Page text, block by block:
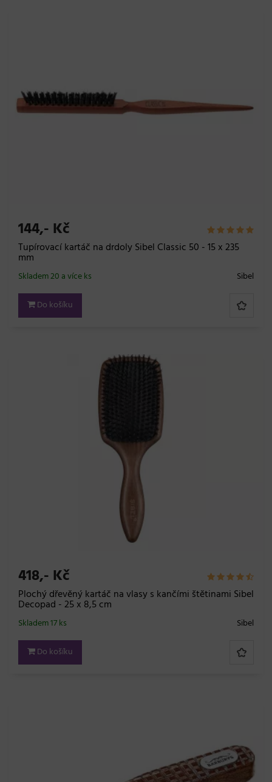
144,- Kč
Tupírovací kartáč na drdoly Sibel Classic 50 - 15 x 235
mm
Sibel
Skladem 20 a více ks
Do košíku
418,- Kč
Plochý dřevěný kartáč na vlasy s kančími štětinami Sibel
Decopad - 25 x 8,5 cm
Sibel
Skladem 17 ks
Do košíku